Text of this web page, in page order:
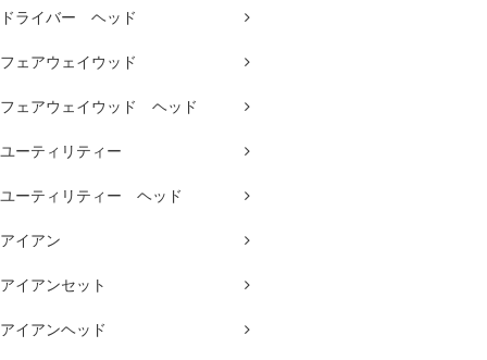
ドライバー ヘッド
フェアウェイウッド
フェアウェイウッド ヘッド
ユーティリティー
ユーティリティー ヘッド
アイアン
アイアンセット
アイアンヘッド